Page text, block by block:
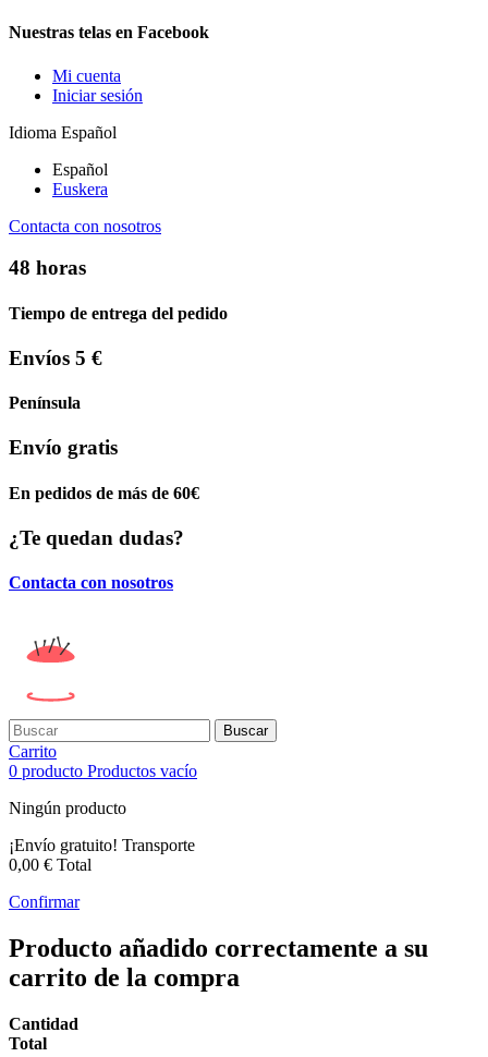
Nuestras telas en Facebook
Mi cuenta
Iniciar sesión
Idioma Español
Español
Euskera
Contacta con nosotros
48 horas
Tiempo de entrega del pedido
Envíos 5 €
Península
Envío gratis
En pedidos de más de 60€
¿Te quedan dudas?
Contacta con nosotros
Buscar
Carrito
0 producto Productos vacío
Ningún producto
¡Envío gratuito! Transporte
0,00 € Total
Confirmar
Producto añadido correctamente a su
carrito de la compra
Cantidad
Total